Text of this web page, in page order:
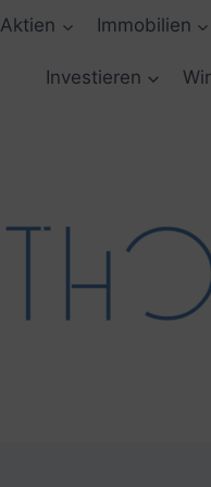
Aktien Immobilien
Investieren